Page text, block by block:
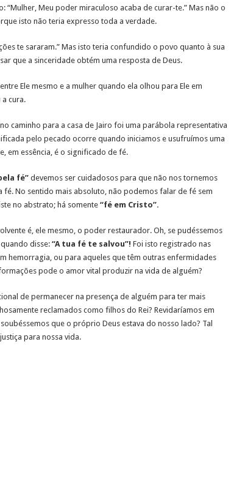
“Mulher, Meu poder miraculoso acaba de curar-te.” Mas não o
isto não teria expresso toda a verdade.
te sararam.” Mas isto teria confundido o povo quanto à sua
que a sinceridade obtém uma resposta de Deus.
Ele mesmo e a mulher quando ela olhou para Ele em
cura.
caminho para a casa de Jairo foi uma parábola representativa
pelo pecado ocorre quando iniciamos e usufruímos uma
em essência, é o significado de fé.
fé”devemos ser cuidadosos para que não nos tornemos
fé. No sentido mais absoluto, não podemos falar de fé sem
no abstrato; há somente“fé em Cristo”.
é, ele mesmo, o poder restaurador. Oh, se pudéssemos
disse: “A tua fé te salvou”! Foi isto registrado nas
hemorragia, ou para aqueles que têm outras enfermidades
pode o amor vital produzir na vida de alguém?
de permanecer na presença de alguém para ter mais
reclamados como filhos do Rei? Revidaríamos em
que o próprio Deus estava do nosso lado? Tal
para nossa vida.